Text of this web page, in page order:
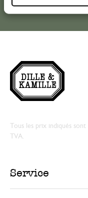
Tous les prix indiqués
TVA.
Service